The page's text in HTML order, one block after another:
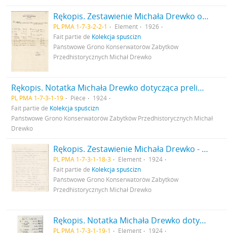
Rękopis. Zestawienie Michała Drewko obejmujące wydatki z zasiłku w kwocie 2000 zł na badania wykopaliskowe w Gródku pow. Równe w 1926 r. s. 1: strona z pieczątką Działu Dokumentacji PMA
PL PMA 1-7-3-2-2-1 Element
1926
Fait partie de Kolekcja spuścizn
Państwowe Grono Konserwatorów Zabytków
Przedhistorycznych Michał Drewko
Rękopis. Notatka Michała Drewko dotycząca preliminarza budżetowego oraz zestawienia inne
PL PMA 1-7-3-1-19 Pièce
1924
Fait partie de Kolekcja spuścizn
Państwowe Grono Konserwatorów Zabytków Przedhistorycznych Michał
Drewko
Rękopis. Zestawienie Michała Drewko - inwentaryzacja przezroczy - lista 60 przeźroczy s. 3: cd.
PL PMA 1-7-3-1-18-3 Element
1924
Fait partie de Kolekcja spuścizn
Państwowe Grono Konserwatorów Zabytków
Przedhistorycznych Michał Drewko
Rękopis. Notatka Michała Drewko dotycząca preliminarza budżetowego oraz zestawienia inne s. 1
PL PMA 1-7-3-1-19-1 Element 1924